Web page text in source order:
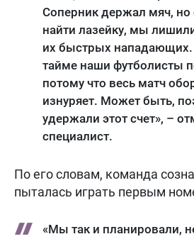
Соперник держал мяч, но
найти лазейку, мы
их быстрых
тайме наши футболисты
потому что весь матч
изнуряет. Может быть,
удержали этот счет», –
специалист.
По его словам, команда
пыталась играть первым
«Мы так и планировали,